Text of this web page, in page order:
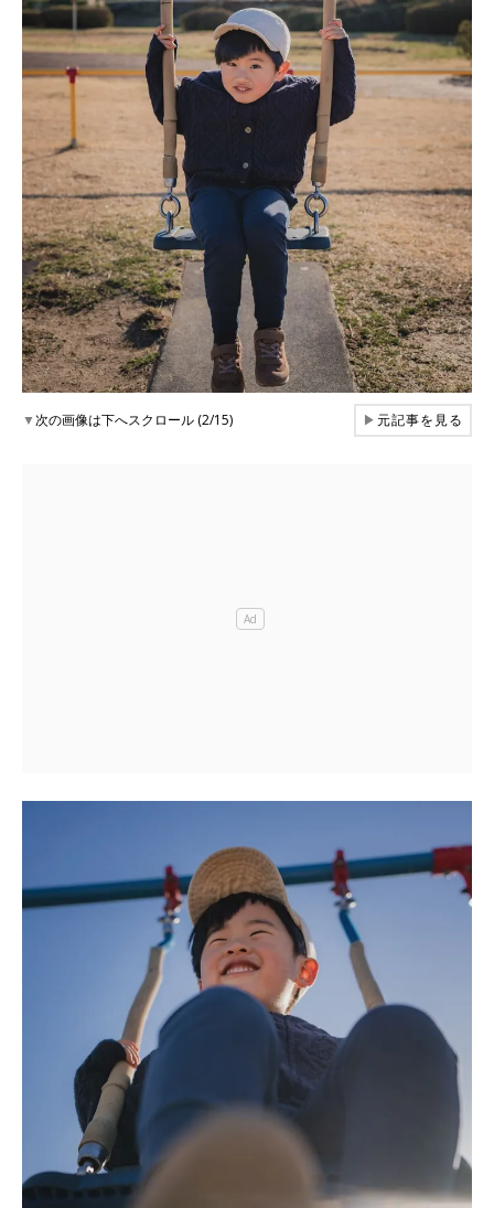
▼次の画像は下へスクロール (2/15) ▶元記事を見る